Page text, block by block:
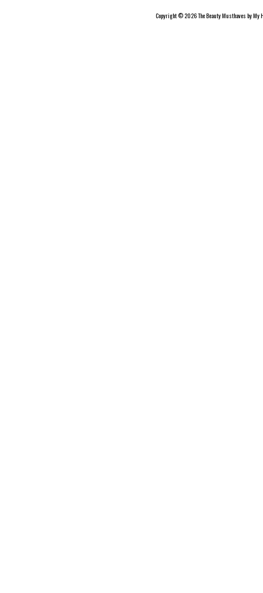
Copyright © 2026 The Beauty Musthaves by My